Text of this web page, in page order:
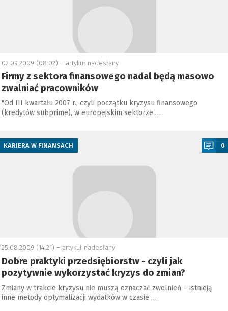
02.09.2009 (08:02) – artykuł nadesłany
Firmy z sektora finansowego nadal będą masowo
zwalniać pracowników
"Od III kwartału 2007 r., czyli początku kryzysu finansowego
(kredytów subprime), w europejskim sektorze …
KARIERA W FINANSACH 0
25.08.2009 (14:21) – artykuł nadesłany
Dobre praktyki przedsiębiorstw - czyli jak
pozytywnie wykorzystać kryzys do zmian?
Zmiany w trakcie kryzysu nie muszą oznaczać zwolnień – istnieją
inne metody optymalizacji wydatków w czasie …